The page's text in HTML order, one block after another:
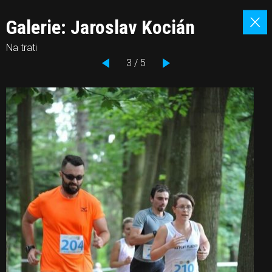
Galerie: Jaroslav Kocián
Na trati
3 / 5